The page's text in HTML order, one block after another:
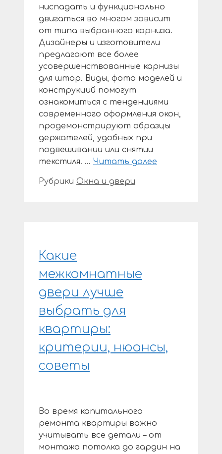
ниспадать и функционально
двигаться во многом зависит
от типа выбранного карниза.
Дизайнеры и изготовители
предлагают все более
усовершенствованные карнизы
для штор. Виды, фото моделей и
конструкций помогут
ознакомиться с тенденциями
современного оформления окон,
продемонстрируют образцы
держателей, удобных при
подвешивании или снятии
текстиля. … Читать далее
Рубрики Окна и двери
Какие
межкомнатные
двери лучше
выбрать для
квартиры:
критерии, нюансы,
советы
Во время капитального
ремонта квартиры важно
учитывать все детали – от
монтажа потолка до гардин на